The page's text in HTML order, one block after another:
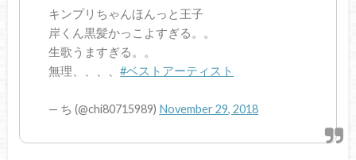
キンプリちゃんほんっと王子
岸くん黒髪かっこよすぎる。。
生歌うますぎる。。
無理、、、、#ベストアーティスト
— ち (@chi80715989) November 29, 2018